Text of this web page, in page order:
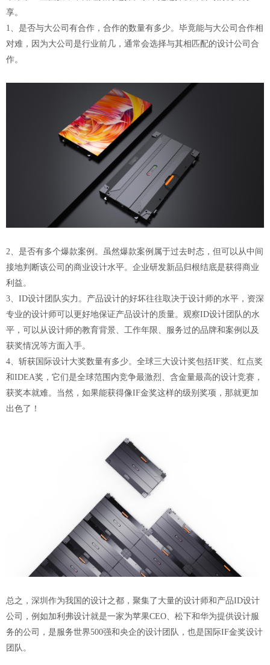
享。
1、是否与大公司有合作，合作的数量有多少。毕竟能与大公司合作相
对难，因为大公司是行业前几，通常会选择与其相匹配的设计公司合
作。
2、是否有多个爆款案例。虽然爆款案例属于过去时态，但可以从中间
接地判断该公司的商业设计水平。企业研发新品归根结底是获得商业
利益。
3、ID设计团队实力。产品设计的好坏往往取决于设计师的水平，资深
专业的设计师可以更好地保证产品设计的质量。观察ID设计团队的水
平，可以从设计师的教育背景、工作年限、服务过的品牌和案例以及
获奖情况等方面入手。
4、斩获国际设计大奖数量有多少。全球三大设计奖包括IF奖、红点奖
和IDEA奖，它们是全球范围内竞争最激烈、含金量最高的设计竞赛，
获奖本就难。当然，如果能获得像IF金奖这样的级别奖项，那就更加
出色了！
总之，深圳作为我国的设计之都，聚集了大量的设计师和产品ID设计
公司，例如加利弗设计就是一家为苹果CEO、松下和华为提供设计服
务的公司，是服务世界500强和央企的设计团队，也是国际IF金奖设计
团队。